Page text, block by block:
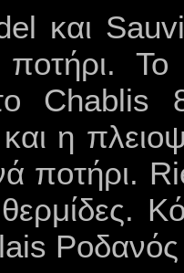
και
ποτήρι.
Chablis
η
ποτήρι.
Ροδανός